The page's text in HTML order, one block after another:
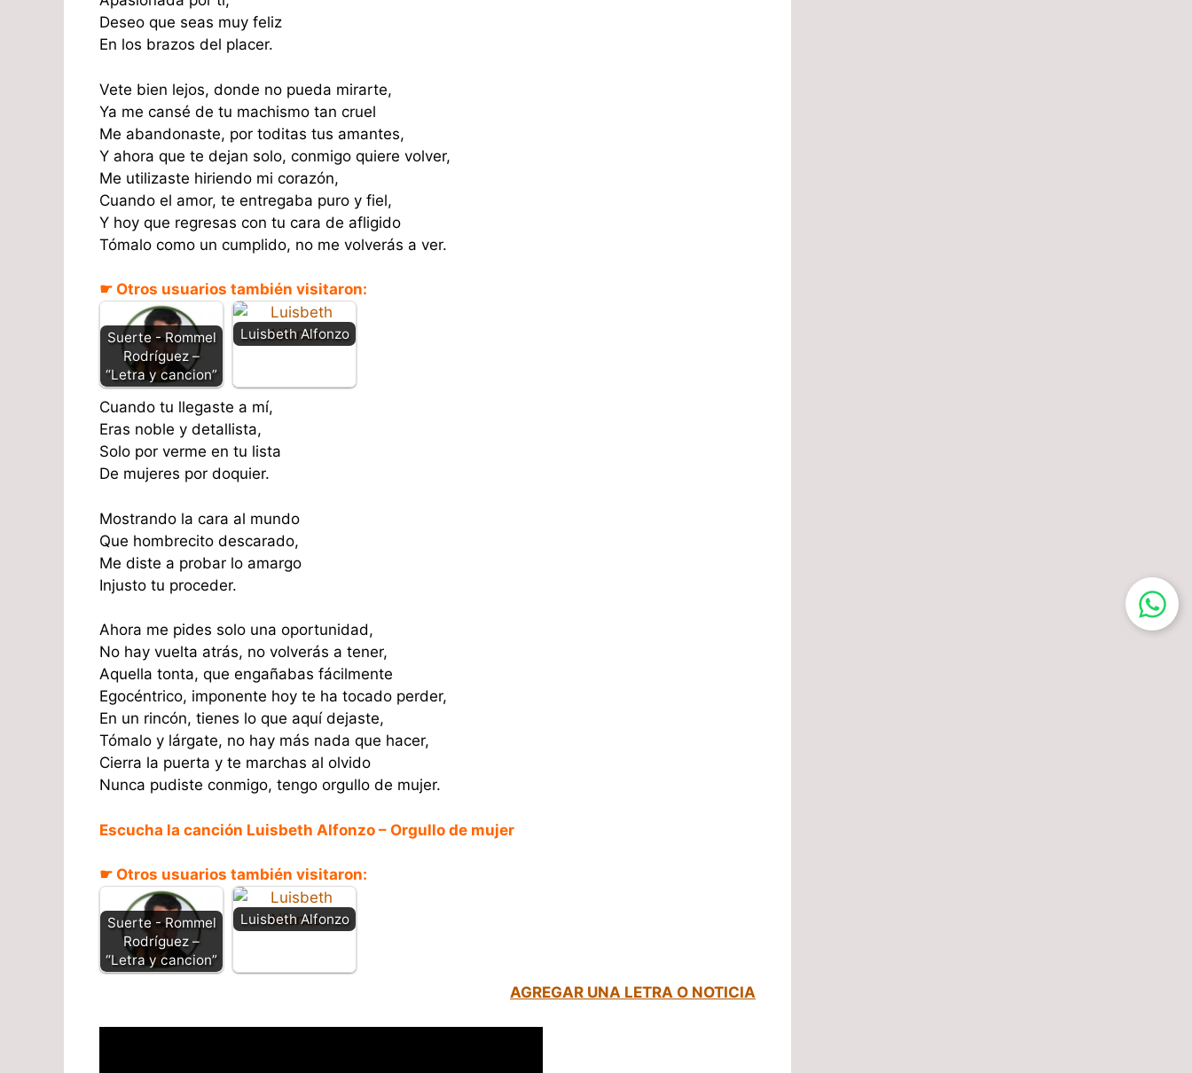
Deseo que seas muy feliz
En los brazos del placer.
Vete bien lejos, donde no pueda mirarte,
Ya me cansé de tu machismo tan cruel
Me abandonaste, por toditas tus amantes,
Y ahora que te dejan solo, conmigo quiere volver,
Me utilizaste hiriendo mi corazón,
Cuando el amor, te entregaba puro y fiel,
Y hoy que regresas con tu cara de afligido
Tómalo como un cumplido, no me volverás a ver.
☛ Otros usuarios también visitaron:
Suerte - Rommel
Rodríguez –
“Letra y cancion”
Luisbeth Alfonzo
Cuando tu llegaste a mí,
Eras noble y detallista,
Solo por verme en tu lista
De mujeres por doquier.
Mostrando la cara al mundo
Que hombrecito descarado,
Me diste a probar lo amargo
Injusto tu proceder.
Ahora me pides solo una oportunidad,
No hay vuelta atrás, no volverás a tener,
Aquella tonta, que engañabas fácilmente
Egocéntrico, imponente hoy te ha tocado perder,
En un rincón, tienes lo que aquí dejaste,
Tómalo y lárgate, no hay más nada que hacer,
Cierra la puerta y te marchas al olvido
Nunca pudiste conmigo, tengo orgullo de mujer.
Escucha la canción Luisbeth Alfonzo – Orgullo de mujer
☛ Otros usuarios también visitaron:
Suerte - Rommel
Rodríguez –
“Letra y cancion”
Luisbeth Alfonzo
AGREGAR UNA LETRA O NOTICIA